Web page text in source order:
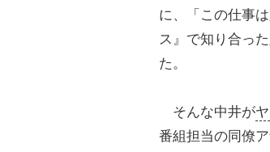
に、「この仕事
ス』で知り合っ
た。
そんな中井が
番組担当の同僚